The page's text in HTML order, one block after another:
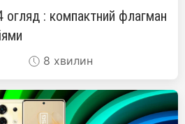
огляд : компактний флагман
8 хвилин